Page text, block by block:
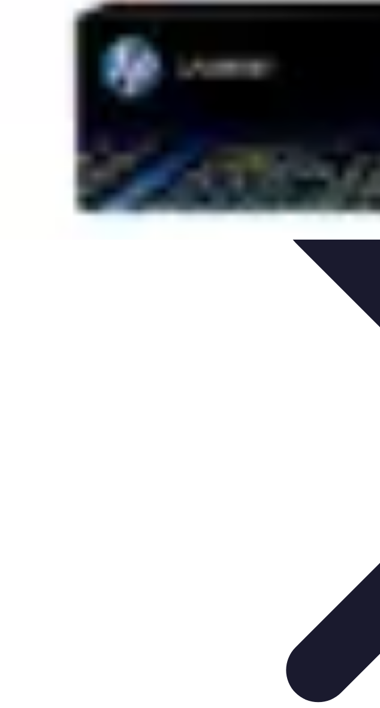
Informatique Expert
Évaluation d'expertsCompétences
Informatique Expert